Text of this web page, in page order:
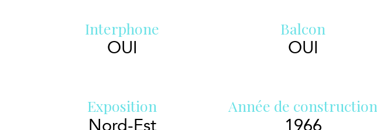
Interphone
OUI
Balcon
OUI
Exposition Année de construction